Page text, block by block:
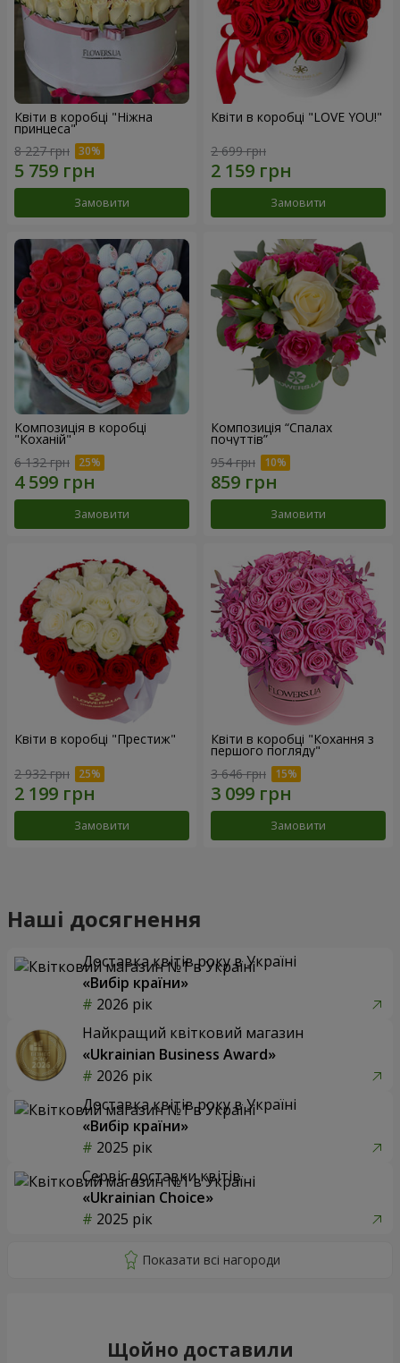
Квіти в коробці "Ніжна
принцеса"
8 227 грн
Замовити
Квіти в коробці "LOVE YOU!"
2 699 грн
Замовити
Композиція в коробці
"Коханій"
6 132 грн
Замовити
Композиція “Спалах
почуттів”
954 грн
Замовити
Квіти в коробці "Престиж"
2 932 грн
Замовити
Квіти в коробці "Кохання з
першого погляду"
3 646 грн
Замовити
Наші досягнення
Доставка квітів року в Україні
«Вибір країни»
2026 рік
Найкращий квітковий магазин
«Ukrainian Business Award»
2026 рік
Доставка квітів року в Україні
«Вибір країни»
2025 рік
Сервіс доставки квітів
«Ukrainian Choice»
2025 рік
Щойно доставили